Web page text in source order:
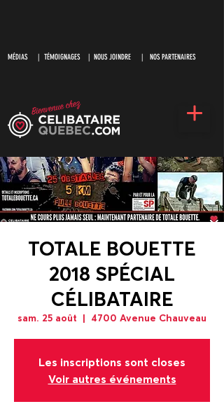
MÉDIAS| TÉMOIGNAGES | NOUS JOINDRE | NOS PARTENAIRES
TOTALE BOUETTE
2018 SPÉCIAL
CÉLIBATAIRE
sam. 25 août
  |
4700 Avenue Chauveau
Les inscriptions sont closes
Voir autres événements